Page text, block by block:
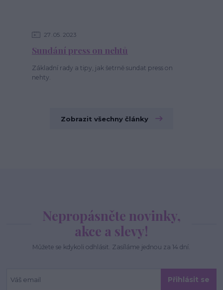
27 05 2023
Sundání press on nehtů
Základní rady a tipy, jak šetrně sundat press on
nehty.
Zobrazit všechny články
Nepropásněte novinky,
akce a slevy!
Můžete se kdykoli odhlásit. Zasíláme jednou za 14 dní.
Přihlásit se